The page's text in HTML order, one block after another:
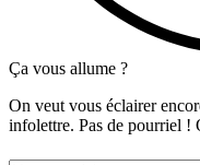
Ça vous allume ?
On veut vous éclairer
infolettre. Pas de pourriel !